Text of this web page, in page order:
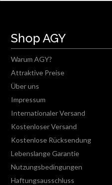
Shop AGY
Warum AGY?
Attraktive Preise
Über uns
Impressum
Internationaler Versand
Kostenloser Versand
Kostenlose Rücksendung
Lebenslange Garantie
Nutzungsbedingungen
Haftungsausschluss